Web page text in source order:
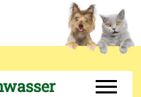
Off-